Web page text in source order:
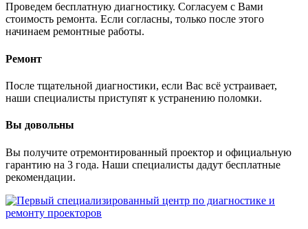
Проведем бесплатную диагностику. Согласуем с Вами
стоимость ремонта. Если согласны, только после этого
начинаем ремонтные работы.
Ремонт
После тщательной диагностики, если Вас всё устраивает,
наши специалисты приступят к устранению поломки.
Вы довольны
Вы получите отремонтированный проектор и официальную
гарантию на 3 года. Наши специалисты дадут бесплатные
рекомендации.